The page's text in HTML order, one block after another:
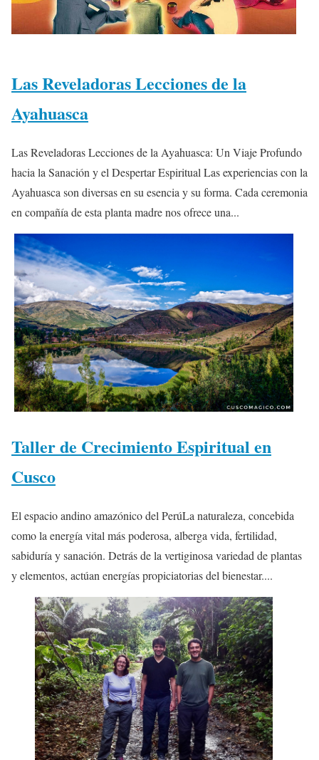
Las Reveladoras Lecciones de la
Ayahuasca
Las Reveladoras Lecciones de la Ayahuasca: Un Viaje Profundo
hacia la Sanación y el Despertar Espiritual Las experiencias con la
Ayahuasca son diversas en su esencia y su forma. Cada ceremonia
en compañía de esta planta madre nos ofrece una...
Taller de Crecimiento Espiritual en
Cusco
El espacio andino amazónico del PerúLa naturaleza, concebida
como la energía vital más poderosa, alberga vida, fertilidad,
sabiduría y sanación. Detrás de la vertiginosa variedad de plantas
y elementos, actúan energías propiciatorias del bienestar....